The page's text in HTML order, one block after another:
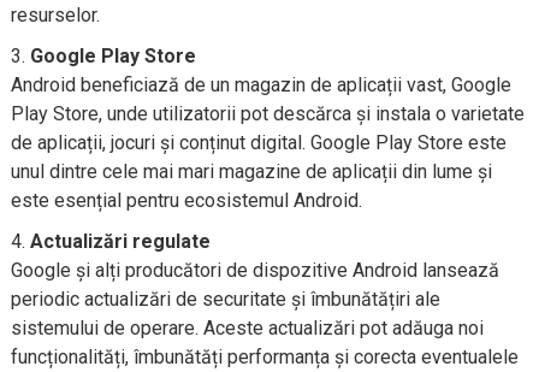
resurselor.
Google Play Store
Android beneficiază de un magazin de aplicații vast, Google
Play Store, unde utilizatorii pot descărca și instala o varietate
de aplicații, jocuri și conținut digital. Google Play Store este
unul dintre cele mai mari magazine de aplicații din lume și
este esențial pentru ecosistemul Android.
Actualizări regulate
Google și alți producători de dispozitive Android lansează
periodic actualizări de securitate și îmbunătățiri ale
sistemului de operare. Aceste actualizări pot adăuga noi
funcționalități, îmbunătăți performanța și corecta eventualele